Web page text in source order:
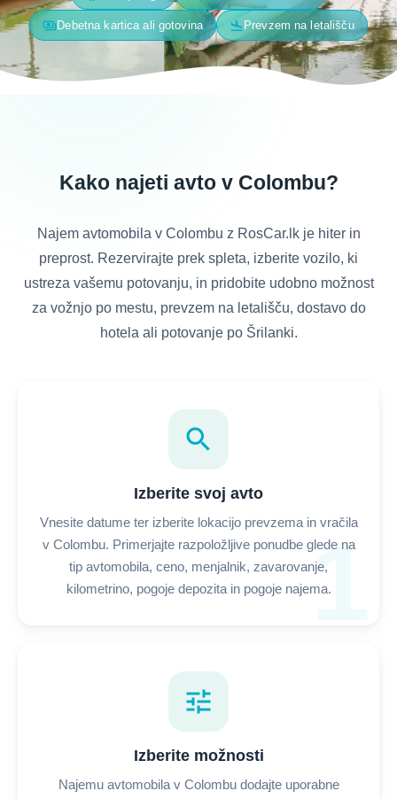
paymentsDebetna kartica ali gotovina flight_land Prevzem na letališču
Kako najeti avto v Colombu?
Najem avtomobila v Colombu z RosCar.lk je hiter in
preprost. Rezervirajte prek spleta, izberite vozilo, ki
ustreza vašemu potovanju, in pridobite udobno možnost
za vožnjo po mestu, prevzem na letališču, dostavo do
hotela ali potovanje po Šrilanki.
1
search
Izberite svoj avto
Vnesite datume ter izberite lokacijo prevzema in vračila
v Colombu. Primerjajte razpoložljive ponudbe glede na
tip avtomobila, ceno, menjalnik, zavarovanje,
kilometrino, pogoje depozita in pogoje najema.
tune
Izberite možnosti
Najemu avtomobila v Colombu dodajte uporabne